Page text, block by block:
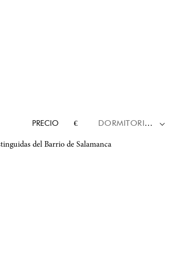
PRECIO € DORMITORIOS